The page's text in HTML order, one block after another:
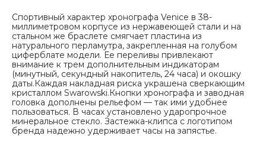
Спортивный характер хронографа Venice в 38-
миллиметровом корпусе из нержавеющей стали и на
стальном же браслете смягчает пластина из
натурального перламутра, закрепленная на голубом
циферблате модели. Ее переливы привлекают
внимание к трем дополнительным индикаторам
(минутный, секундный накопитель, 24 часа) и окошку
даты.Каждая накладная риска украшена сверкающим
кристаллом Swarowski.Кнопки хронографа и заводная
головка дополнены рельефом — так ими удобнее
пользоваться. В часах установлено ударопрочное
минеральное стекло. Застежка-клипса с логотипом
бренда надежно удерживает часы на запястье.